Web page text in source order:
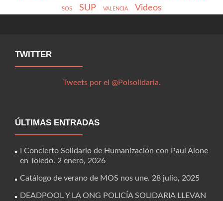
SOS SUP VALENCIA Videos
TWITTER
Tweets por el @Polsolidaria.
ÚLTIMAS ENTRADAS
I Concierto Solidario de Humanización con Paul Alone
en Toledo. 2 enero, 2026
Catálogo de verano de MOS nos une. 28 julio, 2025
DEADPOOL Y LA ONG POLICÍA SOLIDARIA LLEVAN